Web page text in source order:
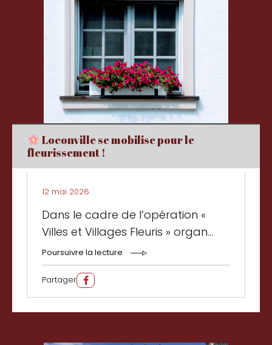
Loconville se mobilise pour le
fleurissement !
12 mai 2026
Dans le cadre de l’opération «
Villes et Villages Fleuris » organ...
Poursuivre la lecture
Partager